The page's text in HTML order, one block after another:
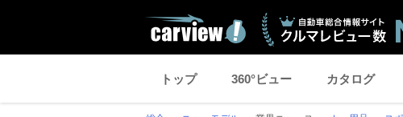
トップ 360°ビュー カタログ